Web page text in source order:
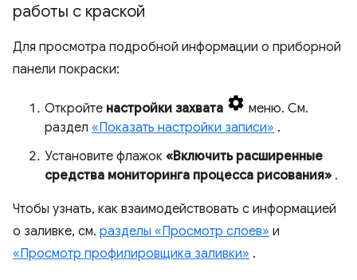
работы с краской
Для просмотра подробной информации о приборной
панели покраски:
Откройте настройки захвата
меню. См.
раздел «Показать настройки записи» .
Установите флажок «Включить расширенные
средства мониторинга процесса рисования» .
Чтобы узнать, как взаимодействовать с информацией
о заливке, см. разделы «Просмотр слоев» и
«Просмотр профилировщика заливки» .